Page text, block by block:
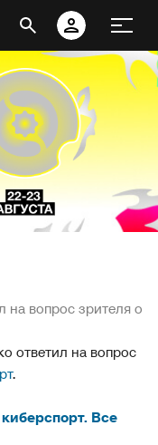
на вопрос зрителя о
ответил на вопрос
.
Все